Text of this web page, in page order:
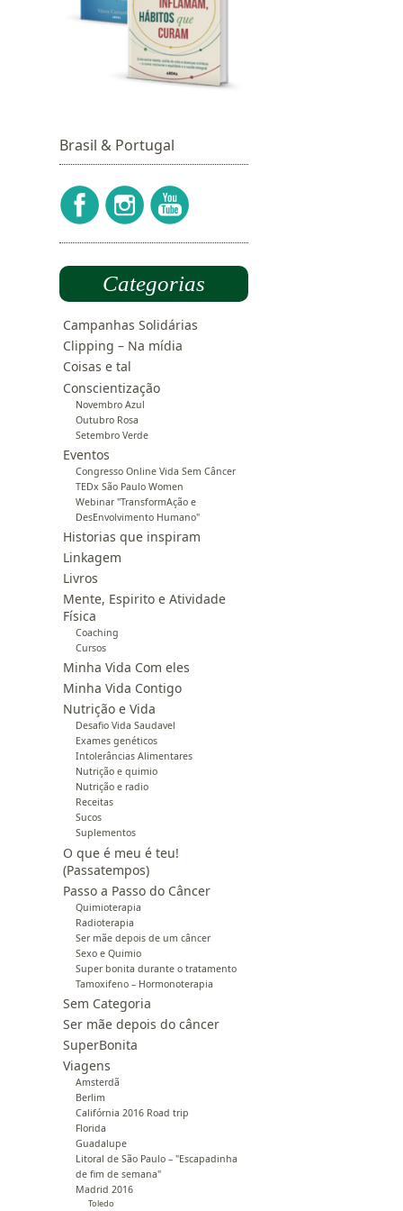
Brasil & Portugal
Categorias
Campanhas Solidárias
Clipping – Na mídia
Coisas e tal
Conscientização
Novembro Azul
Outubro Rosa
Setembro Verde
Eventos
Congresso Online Vida Sem Câncer
TEDx São Paulo Women
Webinar "TransformAção e
DesEnvolvimento Humano"
Historias que inspiram
Linkagem
Livros
Mente, Espirito e Atividade
Física
Coaching
Cursos
Minha Vida Com eles
Minha Vida Contigo
Nutrição e Vida
Desafio Vida Saudavel
Exames genéticos
Intolerâncias Alimentares
Nutrição e quimio
Nutrição e radio
Receitas
Sucos
Suplementos
O que é meu é teu!
(Passatempos)
Passo a Passo do Câncer
Quimioterapia
Radioterapia
Ser mãe depois de um câncer
Sexo e Quimio
Super bonita durante o tratamento
Tamoxifeno – Hormonoterapia
Sem Categoria
Ser mãe depois do câncer
SuperBonita
Viagens
Amsterdã
Berlim
Califórnia 2016 Road trip
Florida
Guadalupe
Litoral de São Paulo – "Escapadinha
de fim de semana"
Madrid 2016
Toledo